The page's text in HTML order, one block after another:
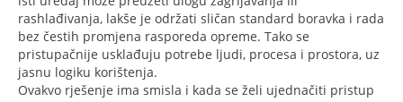
rashlađivanja, lakše je održati sličan standard boravka i rada
bez čestih promjena rasporeda opreme. Tako se
pristupačnije usklađuju potrebe ljudi, procesa i prostora, uz
jasnu logiku korištenja.
Ovakvo rješenje ima smisla i kada se želi ujednačiti pristup